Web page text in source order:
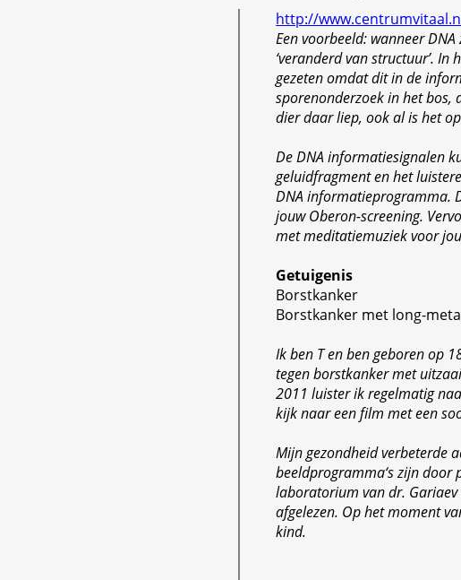
http://
Een voorbeeld: wanneer
‘veranderd van structuur’.
gezeten omdat dit in de
sporenonderzoek in het bos,
dier daar liep, ook al is het
De DNA informatiesignalen
geluidfragment en het
DNA informatieprogramma.
jouw Oberon-screening.
met meditatiemuziek voor
Getuigenis
Borstkanker
Borstkanker met long-
Ik ben T en ben geboren op
tegen borstkanker met
2011 luister ik regelmatig
kijk naar een film met een
Mijn gezondheid verbeterde
beeldprogramma‘s zijn door
laboratorium van dr.
afgelezen. Op het moment
kind.